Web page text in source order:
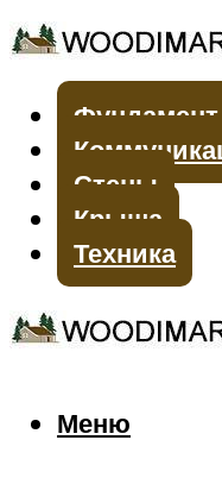
Фундамент
Стены
Крыша
Техника
Меню
Меню